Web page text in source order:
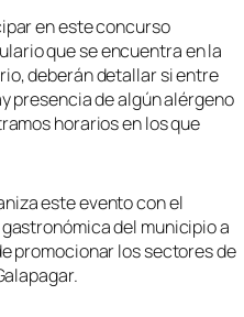
en este concurso
que se encuentra en la
deberán detallar si entre
presencia de algún alérgeno
horarios en los que
este evento con el
del municipio a
promocionar los sectores de